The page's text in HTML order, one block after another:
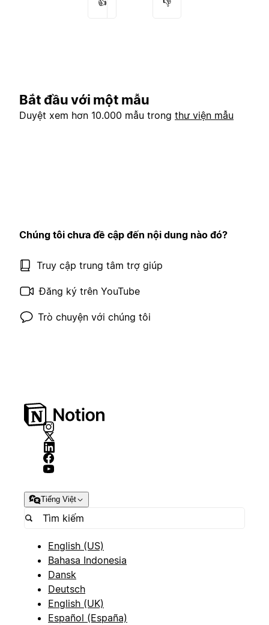
Bắt đầu với một mẫu
Duyệt xem hơn 10.000 mẫu trong thư viện mẫu
Chúng tôi chưa đề cập đến nội dung nào đó?
Truy cập trung tâm trợ giúp
Đăng ký trên YouTube
Trò chuyện với chúng tôi
Tiếng Việt
English (US)
Bahasa Indonesia
Dansk
Deutsch
English (UK)
Español (España)